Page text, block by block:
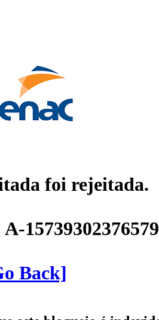
foi rejeitada.
Back]